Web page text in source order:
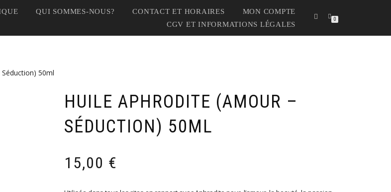
QUI SOMMES-NOUS? CONTACT ET HORAIRES
MON COMPTE
CGV ET INFORMATIONS LÉGALES
0
50ml
HUILE APHRODITE (AMOUR –
SÉDUCTION) 50ML
15,00 €